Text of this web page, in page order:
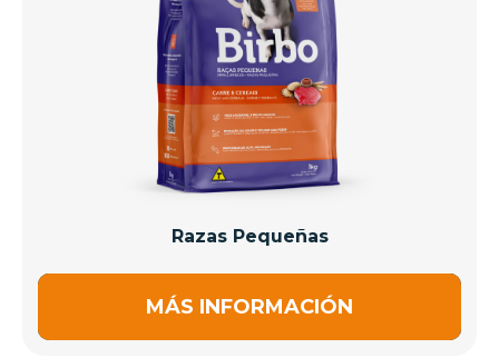
Razas Pequeñas
MÁS INFORMACIÓN